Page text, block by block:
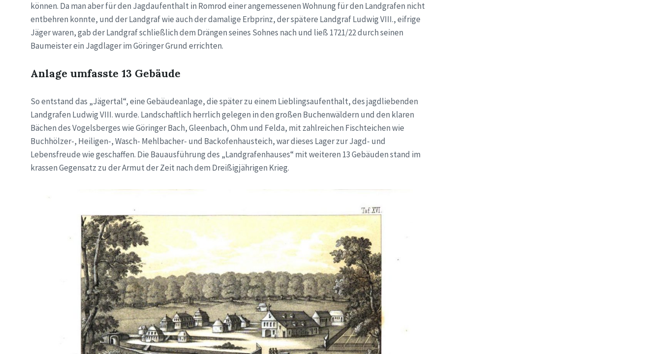
können. Da man aber für den Jagdaufenthalt in Romrod einer angemessenen Wohnung für den Landgrafen nicht
entbehren konnte, und der Landgraf wie auch der damalige Erbprinz, der spätere Landgraf Ludwig VIII., eifrige
Jäger waren, gab der Landgraf schließlich dem Drängen seines Sohnes nach und ließ 1721/22 durch seinen
Baumeister ein Jagdlager im Göringer Grund errichten.
Anlage umfasste 13 Gebäude
So entstand das „Jägertal“, eine Gebäudeanlage, die später zu einem Lieblingsaufenthalt, des jagdliebenden
Landgrafen Ludwig VIII. wurde. Landschaftlich herrlich gelegen in den großen Buchenwäldern und den klaren
Bächen des Vogelsberges wie Göringer Bach, Gleenbach, Ohm und Felda, mit zahlreichen Fischteichen wie
Buchhölzer-, Heiligen-, Wasch- Mehlbacher- und Backofenhausteich, war dieses Lager zur Jagd- und
Lebensfreude wie geschaffen. Die Bauausführung des „Landgrafenhauses“ mit weiteren 13 Gebäuden stand im
krassen Gegensatz zu der Armut der Zeit nach dem Dreißigjährigen Krieg.